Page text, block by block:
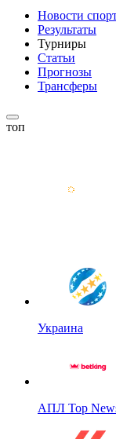
Новости
Результаты
Турниры
Статьи
Прогнозы
Трансферы
топ
Украина
АПЛ Top